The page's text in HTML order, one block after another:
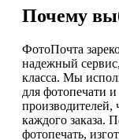
Почему
ФотоПочта
надежный
класса. Мы
для фотопечати
производителей,
каждого заказа.
фотопечать,